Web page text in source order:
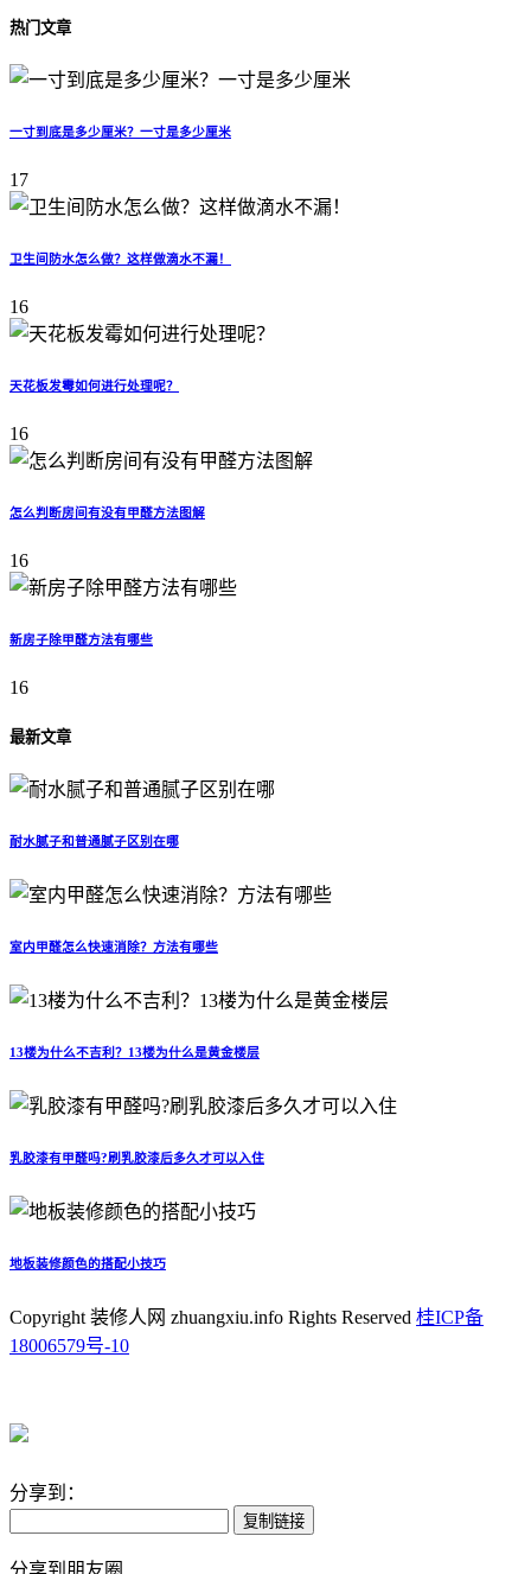
热门文章
一寸到底是多少厘米？一寸是多少厘米
17
卫生间防水怎么做？这样做滴水不漏！
16
天花板发霉如何进行处理呢？
16
怎么判断房间有没有甲醛方法图解
16
新房子除甲醛方法有哪些
16
最新文章
耐水腻子和普通腻子区别在哪
室内甲醛怎么快速消除？方法有哪些
13楼为什么不吉利？13楼为什么是黄金楼层
乳胶漆有甲醛吗?刷乳胶漆后多久才可以入住
地板装修颜色的搭配小技巧
Copyright 装修人网 zhuangxiu.info Rights Reserved 桂ICP备
18006579号-10
分享到：
复制链接
分享到朋友圈